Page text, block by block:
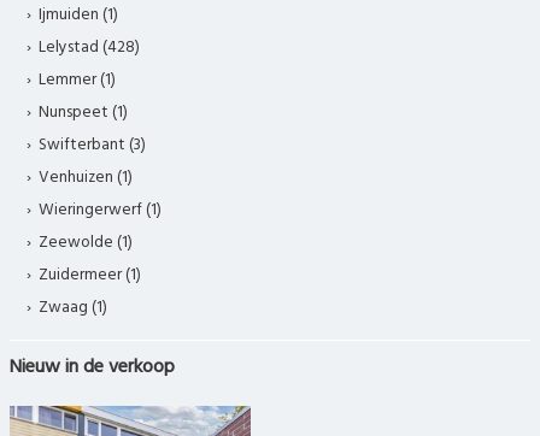
Ijmuiden (1)
Lelystad (428)
Lemmer (1)
Nunspeet (1)
Swifterbant (3)
Venhuizen (1)
Wieringerwerf (1)
Zeewolde (1)
Zuidermeer (1)
Zwaag (1)
Nieuw in de verkoop